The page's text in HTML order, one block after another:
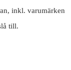
inkl. varumärken
till.